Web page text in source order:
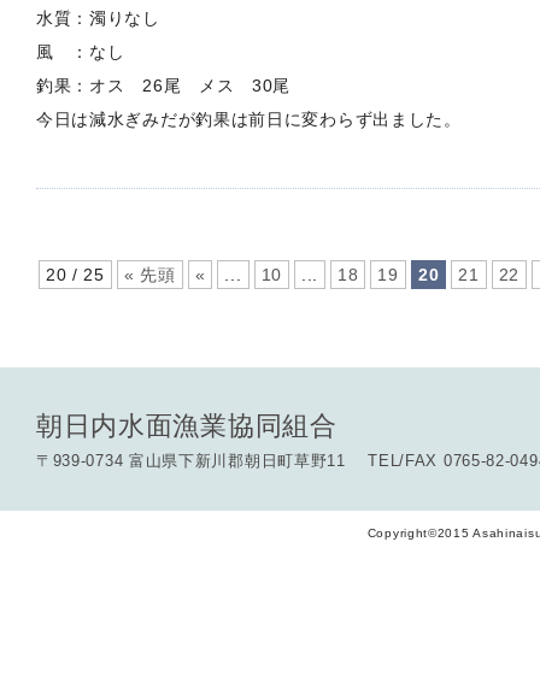
水質：濁りなし
風 ：なし
釣果：オス 26尾 メス 30尾
今日は減水ぎみだが釣果は前日に変わらず出ました。
20 / 25 « 先頭 « 10 18 19 20 21 22
朝日内水面漁業協同組合
〒939-0734 富山県下新川郡朝日町草野11 TEL/FAX 0765-82-
Copyright©2015